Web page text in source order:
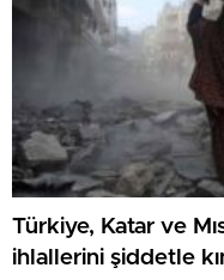
Türkiye, Katar ve
ihlallerini şiddetle